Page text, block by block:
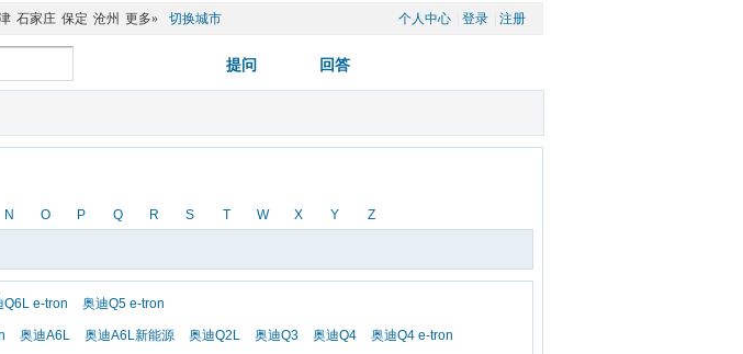
个人中心 登录 注册
石家庄 保定 沧州 更多» 切换城市
N O P Q R S T W X Y Z
Q6L e-tron 奥迪Q5 e-tron
奥迪A6L 奥迪A6L新能源 奥迪Q2L 奥迪Q3 奥迪Q4
奥迪Q4 e-tron